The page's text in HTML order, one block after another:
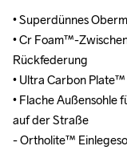
• Superdünnes
• Cr Foam™-
Rückfederung
• Ultra Carbon Plate™
• Flache Außensohle
auf der Straße
- Ortholite™
• Superdünnes
• Cr Foam™-
Rückfederung
• Ultra Carbon Plate™
• Flache Außensohle
auf der Straße
- Ortholite™